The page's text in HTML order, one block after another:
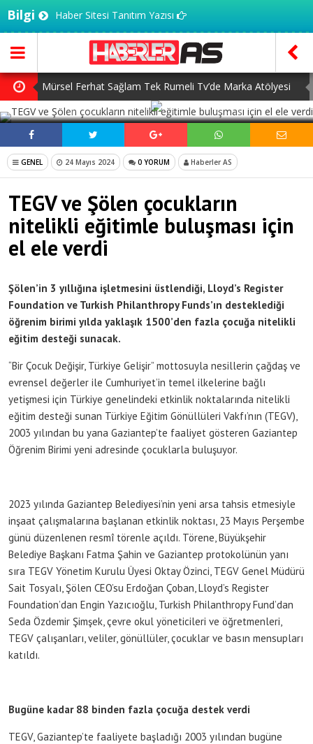
Bilgi Haber Sitesi Tanıtım Yazısı
Mürsel Ferhat Sağlam Tek Rumeli Tv’de Marka Atölyesi
Programına Konuk Oldu
Dijitalleşme Ebelik Hizmetlerini Dönüştürüyor
İnsanlar Saç Ekimi İçin Neden Türkiye’ye Geliyor?
Başlangıç Seviyesi Dolma Kalem Gerçekten Fark Yaratır
mı?
7 Ağustos Haftasında Vizyona Girecek Filmler
SOSYAL MEDYADA PAYLAŞ
GENEL 24 Mayıs 2024 0 YORUM Haberler AS
TEGV ve Şölen çocukların
nitelikli eğitimle buluşması için
el ele verdi
Şölen’in 3 yıllığına işletmesini üstlendiği, Lloyd’s Register
Foundation ve Turkish Philanthropy Funds’ın desteklediği
öğrenim birimi yılda yaklaşık 1500’den fazla çocuğa nitelikli
eğitim desteği sunacak.
“Bir Çocuk Değişir, Türkiye Gelişir” mottosuyla nesillerin çağdaş ve
evrensel değerler ile Cumhuriyet’in temel ilkelerine bağlı
yetişmesi için Türkiye genelindeki etkinlik noktalarında nitelikli
eğitim desteği sunan Türkiye Eğitim Gönüllüleri Vakfı’nın (TEGV),
2003 yılından bu yana Gaziantep’te faaliyet gösteren Gaziantep
Öğrenim Birimi yeni adresinde çocuklarla buluşuyor.
2023 yılında Gaziantep Belediyesi’nin yeni arsa tahsis etmesiyle
inşaat çalışmalarına başlanan etkinlik noktası, 23 Mayıs Perşembe
günü düzenlenen resmî törenle açıldı. Törene, Büyükşehir
Belediye Başkanı Fatma Şahin ve Gaziantep protokolünün yanı
sıra TEGV Yönetim Kurulu Üyesi Oktay Özinci, TEGV Genel Müdürü
Sait Tosyalı, Şölen CEO’su Erdoğan Çoban, Lloyd’s Register
Foundation’dan Engin Yazıcıoğlu, Turkish Philanthropy Fund’dan
Seda Özdemir Şimşek, çevre okul yöneticileri ve öğretmenleri,
TEGV çalışanları, veliler, gönüllüler, çocuklar ve basın mensupları
katıldı.
Bugüne kadar 88 binden fazla çocuğa destek verdi
TEGV, Gaziantep’te faaliyete başladığı 2003 yılından bugüne